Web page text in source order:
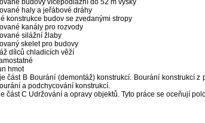
haly a jeřábové dráhy
konstrukce budov se zvedanými stropy
kanály pro rozvody
silážní žlaby
skelet pro budovy
dílců chladicích věží
hmot
část B Bourání (demontáž) konstrukcí. Bourání konstrukcí
a podchycování konstrukcí.
část C Udržování a opravy objektů. Tyto práce se oceňují